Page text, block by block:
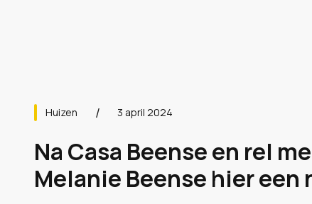
Huizen 3 april 2024
Na Casa Beense en rel
Melanie Beense hier